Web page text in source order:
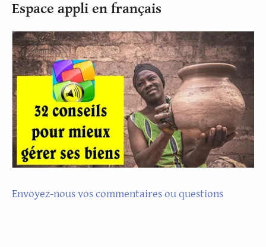
Espace appli en français
Envoyez-nous vos commentaires ou questions